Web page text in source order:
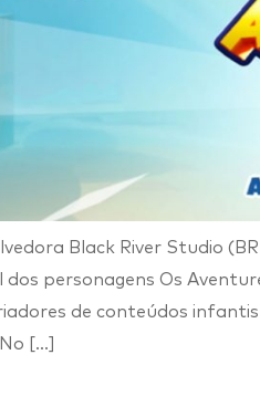
Black River Studio
dos personagens Os
de conteúdos
[…]